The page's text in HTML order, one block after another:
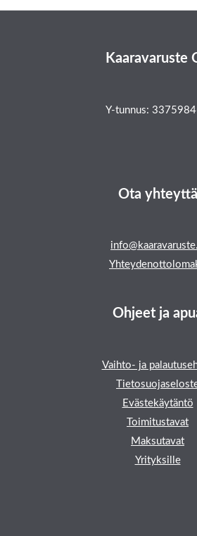
Kaaravaruste
Y-tunnus:
Ota yhteyttä
Ohjeet ja
Vaihto- ja
Evästekäytäntö
Toimitustavat
Maksutavat
Yrityksille